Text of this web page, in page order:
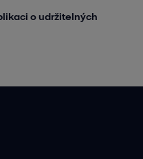
o udržitelných